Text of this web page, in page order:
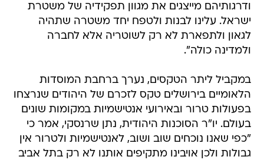
ודרגותיהם מייצגים את מגוון תפקידיה של משטרת
ישראל. עלינו לבנות ולטפח יחד משטרה שתהיה
לגאון ולתפארת לא רק לשוטריה אלא לחברה
ולמדינה כולה".
במקביל ליתר הטקסים, נערך ברחבת המוסדות
הלאומיים בירושלים טקס לזכרם של היהודים שנרצחו
בפעולות טרור ובאירועי אנטישמיות במקומות שונים
בעולם. יו"ר הסוכנות היהודית, נתן שרנסקי, אמר כי
"כפי שאנו נוכחים שוב ושוב, לאנטישמיות ולטרור אין
גבולות ולכן אויבינו מתקיפים אותנו לא רק בתל אביב